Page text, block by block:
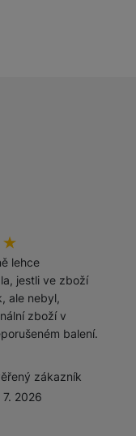
jak
lehce
jestli ve zboží
ale nebyl,
zboží v
balení.
zákazník
7. 2026